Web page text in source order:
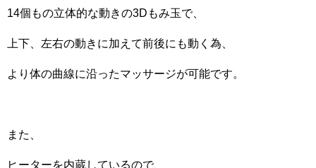
14個もの立体的な動きの3Dもみ玉で、
上下、左右の動きに加えて前後にも動く為、
より体の曲線に沿ったマッサージが可能です。
また、
ヒーターを内蔵しているので、